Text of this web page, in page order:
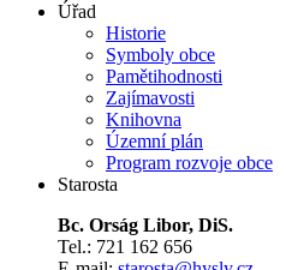
Úřad
Historie
Symboly obce
Pamětihodnosti
Zajímavosti
Knihovna
Územní plán
Program rozvoje obce
Starosta
Bc. Orság Libor, DiS.
Tel.: 721 162 656